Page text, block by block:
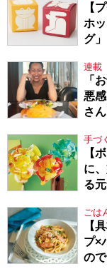
【
ホ
グ」
連載
「
悪
さ
手づ
【
に
る
ごは
【
プ×
の